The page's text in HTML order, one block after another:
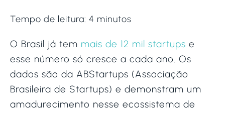
Tempo de leitura: 4 minutos
O Brasil já tem mais de 12 mil startups e
esse número só cresce a cada ano. Os
dados são da ABStartups (Associação
Brasileira de Startups) e demonstram um
amadurecimento nesse ecossistema de